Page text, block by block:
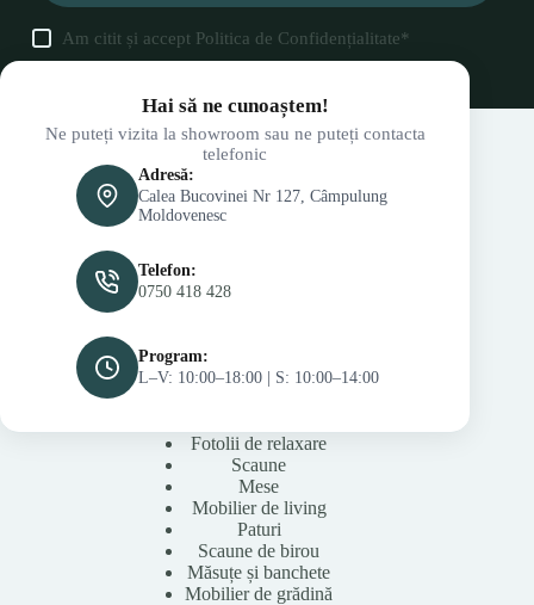
Am citit și accept Politica de Confidențialitate*
Hai să ne cunoaștem!
Ne puteți vizita la showroom sau ne puteți contacta
telefonic
Adresă:
Calea Bucovinei Nr 127, Câmpulung
Moldovenesc
Telefon:
0750 418 428
Program:
L–V: 10:00–18:00 | S: 10:00–14:00
Fotolii de relaxare
Scaune
Mese
Mobilier de living
Paturi
Scaune de birou
Măsuțe și banchete
Mobilier de grădină